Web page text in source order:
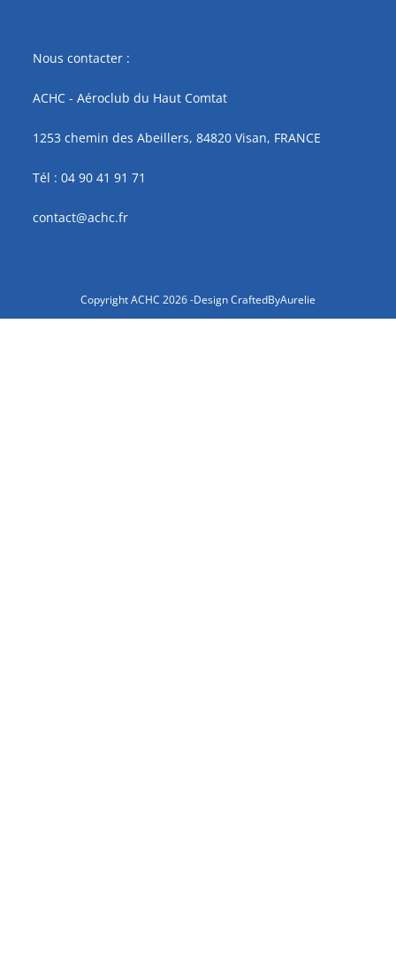
Nous contacter :
ACHC - Aéroclub du Haut Comtat
1253 chemin des Abeillers, 84820 Visan, FRANCE
Tél : 04 90 41 91 71
contact@achc.fr
Copyright ACHC 2026 -DesignCraftedByAurelie